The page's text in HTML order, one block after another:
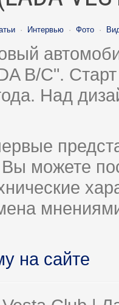
· Интервью · Фото ·
B/C".
Над
Вы можете
на сайте